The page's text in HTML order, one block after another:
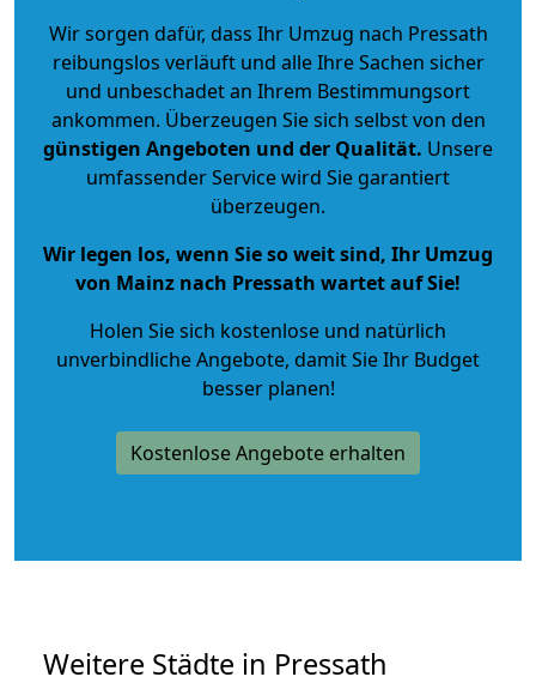
Wir sorgen dafür, dass Ihr Umzug nach Pressath
reibungslos verläuft und alle Ihre Sachen sicher
und unbeschadet an Ihrem Bestimmungsort
ankommen. Überzeugen Sie sich selbst von den
günstigen Angeboten und der Qualität. Unsere
umfassender Service wird Sie garantiert
überzeugen.
Wir legen los, wenn Sie so weit sind, Ihr Umzug
von Mainz nach Pressath wartet auf Sie!
Holen Sie sich kostenlose und natürlich
unverbindliche Angebote, damit Sie Ihr Budget
besser planen!
Kostenlose Angebote erhalten
Weitere Städte in Pressath